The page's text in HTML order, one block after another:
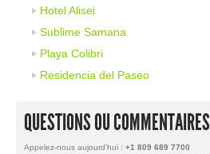
Hotel Alisei
Sublime Samana
Playa Colibri
Residencia del Paseo
QUESTIONS OU COMMENTAIRES
Appelez-nous aujourd'hui : +1 809 689 7700